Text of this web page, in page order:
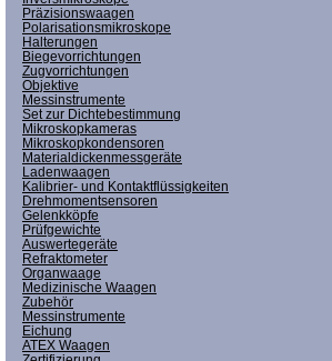
Präzisionswaagen
Polarisationsmikroskope
Halterungen
Biegevorrichtungen
Zugvorrichtungen
Objektive
Messinstrumente
Set zur Dichtebestimmung
Mikroskopkameras
Mikroskopkondensoren
Materialdickenmessgeräte
Ladenwaagen
Kalibrier- und Kontaktflüssigkeiten
Drehmomentsensoren
Gelenkköpfe
Prüfgewichte
Auswertegeräte
Refraktometer
Organwaage
Medizinische Waagen
Zubehör
Messinstrumente
Eichung
ATEX Waagen